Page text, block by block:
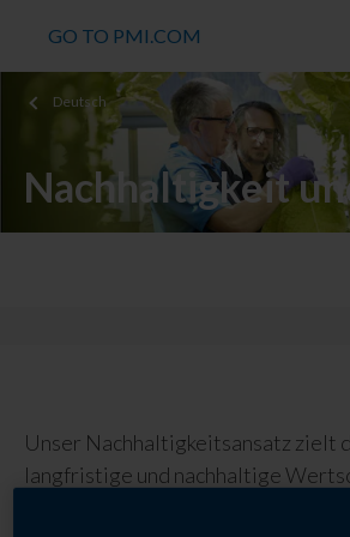
GO TO PMI.COM
Deutsch
Nachhaltigkeit
Engagement
Unser Nachhaltigkeitsansatz zielt
langfristige und nachhaltige